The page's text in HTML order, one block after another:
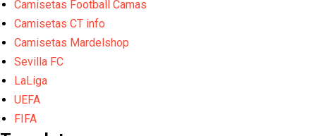
Camisetas Football Camas
Camisetas CT info
Camisetas Mardelshop
Sevilla FC
LaLiga
UEFA
FIFA